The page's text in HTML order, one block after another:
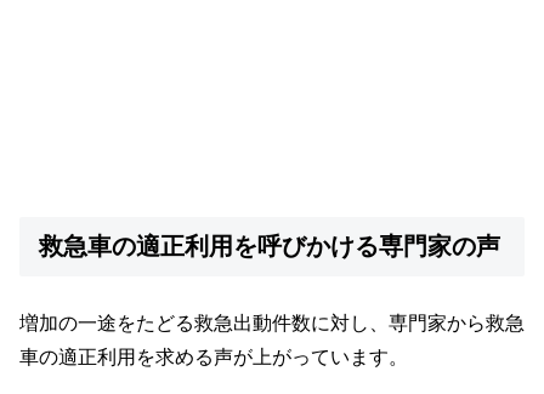
救急車の適正利用を呼びかける専門家の声
増加の一途をたどる救急出動件数に対し、専門家から救急
車の適正利用を求める声が上がっています。